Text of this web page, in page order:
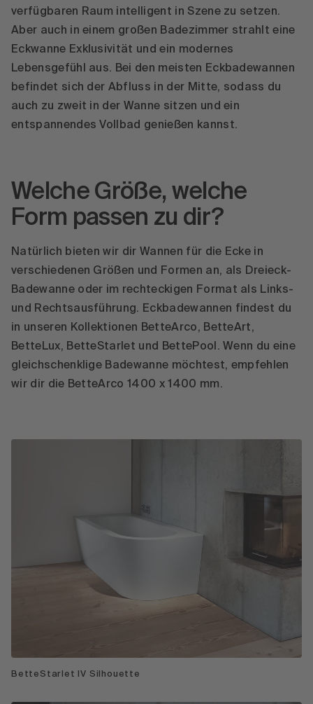
verfügbaren Raum intelligent in Szene zu setzen.
Aber auch in einem großen Badezimmer strahlt eine
Eckwanne Exklusivität und ein modernes
Lebensgefühl aus. Bei den meisten Eckbadewannen
befindet sich der Abfluss in der Mitte, sodass du
auch zu zweit in der Wanne sitzen und ein
entspannendes Vollbad genießen kannst.
Welche Größe, welche
Form passen zu dir?
Natürlich bieten wir dir Wannen für die Ecke in
verschiedenen Größen und Formen an, als Dreieck-
Badewanne oder im rechteckigen Format als Links-
und Rechtsausführung. Eckbadewannen findest du
in unseren Kollektionen BetteArco, BetteArt,
BetteLux, BetteStarlet und BettePool. Wenn du eine
gleichschenklige Badewanne möchtest, empfehlen
wir dir die BetteArco 1400 x 1400 mm.
BetteStarlet IV Silhouette